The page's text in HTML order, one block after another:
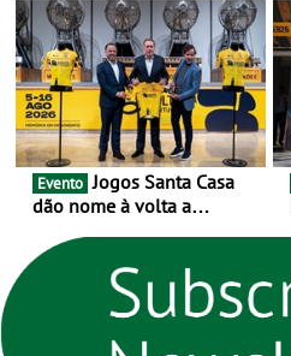
as 17 equipas de 2026
Evento Jogos Santa Casa
dão nome à volta a
um novo ciclo da prova
rumo ao centenário - Volta
a Portugal em Bicicleta
estará na estrada entre 5 e
16 de agosto